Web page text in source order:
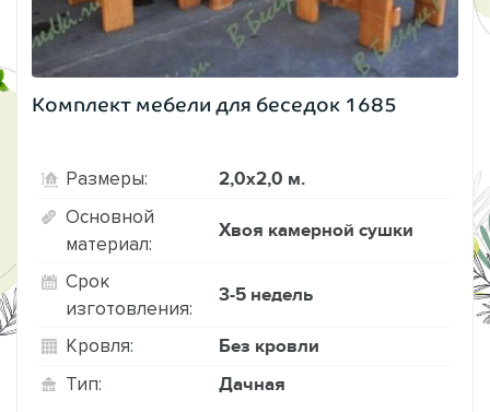
Комплект мебели для беседок 1685
Размеры: 2,0х2,0 м.
Основной
материал:
Хвоя камерной сушки
Срок
изготовления:
3-5 недель
Кровля: Без кровли
Тип: Дачная